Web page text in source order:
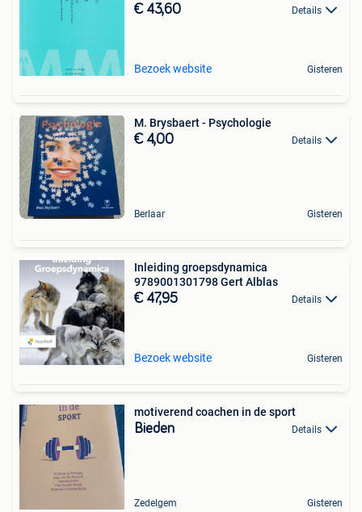
€ 43,60 Details
Bezoek website Gisteren
M. Brysbaert - Psychologie
€ 4,00 Details
Berlaar Gisteren
Inleiding groepsdynamica
9789001301798 Gert Alblas
€ 47,95 Details
Bezoek website Gisteren
motiverend coachen in de sport
Bieden Details
Zedelgem Gisteren